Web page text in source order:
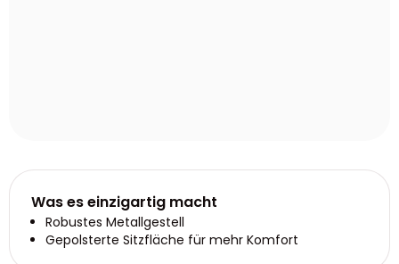
Was es einzigartig macht
Robustes Metallgestell
Gepolsterte Sitzfläche für mehr Komfort